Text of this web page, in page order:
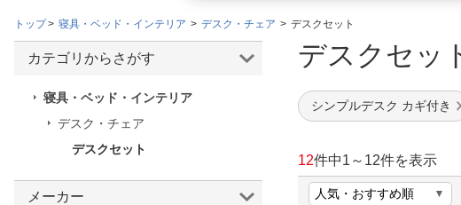
ログイン
トップ 寝具・ベッド・インテリア デスク・チェア デスクセット
デスクセッ
シンプルデスク カギ付き
12件中1 ～ 12件を表示
カテゴリからさがす
寝具・ベッド・インテリア
デスク・チェア
デスクセット
メーカー